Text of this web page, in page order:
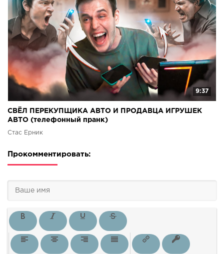
9:37
СВЁЛ ПЕРЕКУПЩИКА АВТО И ПРОДАВЦА ИГРУШЕК
АВТО (телефонный пранк)
Стас Ёрник
Прокомментировать: